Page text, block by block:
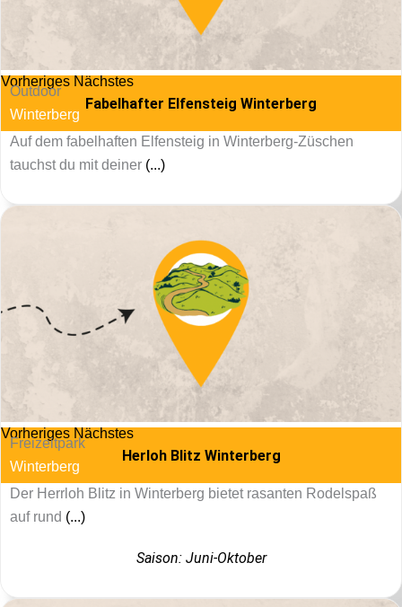
Vorheriges Nächstes
Outdoor
Winterberg
Fabelhafter Elfensteig Winterberg
Auf dem fabelhaften Elfensteig in Winterberg-Züschen
tauchst du mit deiner (...)
Vorheriges Nächstes
Freizeitpark
Winterberg
Herloh Blitz Winterberg
Der Herrloh Blitz in Winterberg bietet rasanten Rodelspaß
auf rund (...)
Saison: Juni-Oktober